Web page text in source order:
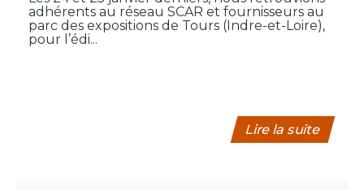
adhérents au réseau SCAR et fournisseurs au
parc des expositions de Tours (Indre-et-Loire),
pour l’édi...
Lire la suite